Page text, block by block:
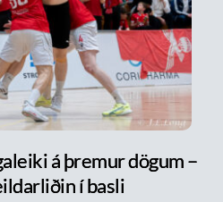
á þremur dögum –
í basli